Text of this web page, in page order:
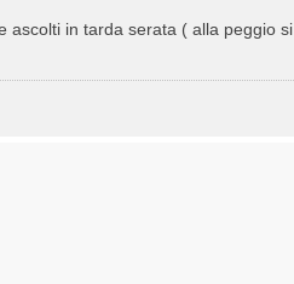
ascolti in tarda serata ( alla peggio si